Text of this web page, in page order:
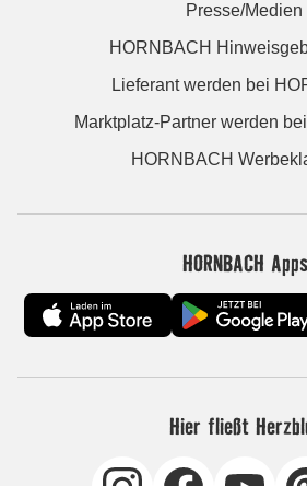
Presse/Medien
HORNBACH
Lieferant werden bei
Marktplatz-Partner werden
HORNBACH
HORNBACH Apps
Hier fließt